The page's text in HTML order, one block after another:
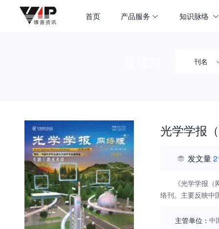
首页 产品服务 知识脉络
刊名
光学学报
发文量
《光学学报
络刊。主要反映中
主管单位： 中